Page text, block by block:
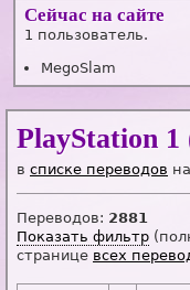
Сейчас на сайте
1 пользователь.
MegoSlam
PlayStation 1
в списке переводов
Переводов: 2881
Показать фильтр
странице всех